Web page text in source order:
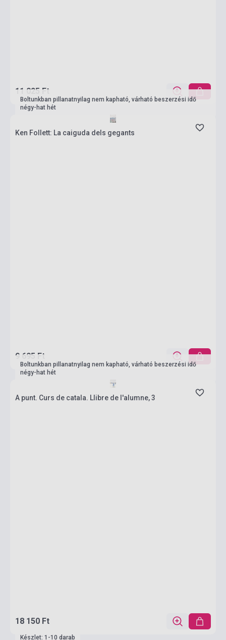
11 025 Ft
Boltunkban pillanatnyilag nem kapható, várható beszerzési idő
négy-hat hét
Ken Follett: La caiguda dels gegants
9 695 Ft
Boltunkban pillanatnyilag nem kapható, várható beszerzési idő
négy-hat hét
A punt. Curs de catala. Llibre de l'alumne, 3
18 150 Ft
Készlet: 1-10 darab